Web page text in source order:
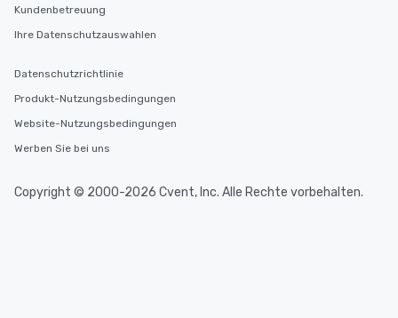
Kundenbetreuung
Ihre Datenschutzauswahlen
Datenschutzrichtlinie
Produkt-Nutzungsbedingungen
Website-Nutzungsbedingungen
Werben Sie bei uns
Copyright © 2000-2026 Cvent, Inc. Alle Rechte vorbehalten.